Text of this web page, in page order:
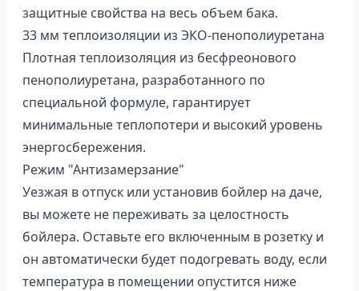
защитные свойства на весь объем бака.
33 мм теплоизоляции из ЭКО-пенополиуретана
Плотная теплоизоляция из бесфреонового
пенополиуретана, разработанного по
специальной формуле, гарантирует
минимальные теплопотери и высокий уровень
энергосбережения.
Режим "Антизамерзание"
Уезжая в отпуск или установив бойлер на даче,
вы можете не переживать за целостность
бойлера. Оставьте его включенным в розетку и
он автоматически будет подогревать воду, если
температура в помещении опустится ниже